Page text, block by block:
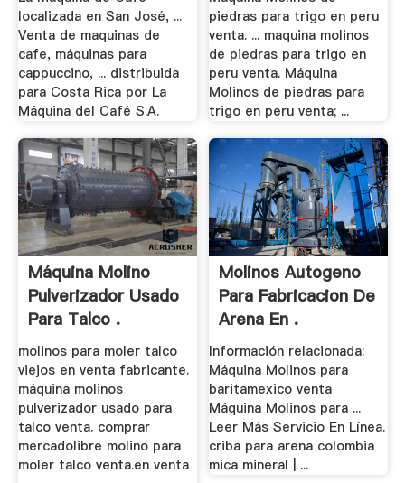
localizada en San José, ...
Venta de maquinas de
cafe, máquinas para
cappuccino, ... distribuida
para Costa Rica por La
Máquina del Café S.A.
piedras para trigo en peru
venta. ... maquina molinos
de piedras para trigo en
peru venta. Máquina
Molinos de piedras para
trigo en peru venta; ...
Máquina Molino
Pulverizador Usado
Para Talco .
molinos para moler talco
viejos en venta fabricante.
máquina molinos
pulverizador usado para
talco venta. comprar
mercadolibre molino para
moler talco venta.en venta
Molinos Autogeno
Para Fabricacion De
Arena En .
Información relacionada:
Máquina Molinos para
baritamexico venta
Máquina Molinos para ...
Leer Más Servicio En Línea.
criba para arena colombia
mica mineral | ...